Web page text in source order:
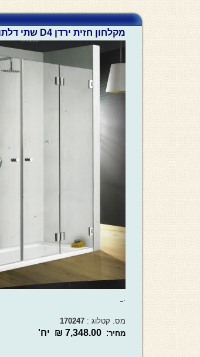
מקלחון חזית ירדן D4 שתי דלתות הרמוניקה 6 מ"מ חמת
.
מס. קטלוג : 170247
מחיר: 7,348.00 ₪ יח'